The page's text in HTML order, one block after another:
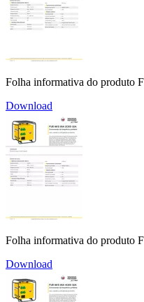
Folha informativa do produto
Download
Folha informativa do produto
Download